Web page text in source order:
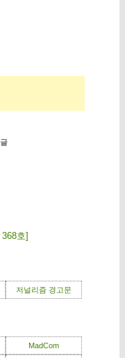
호]
저널리즘 경고문
MadCom